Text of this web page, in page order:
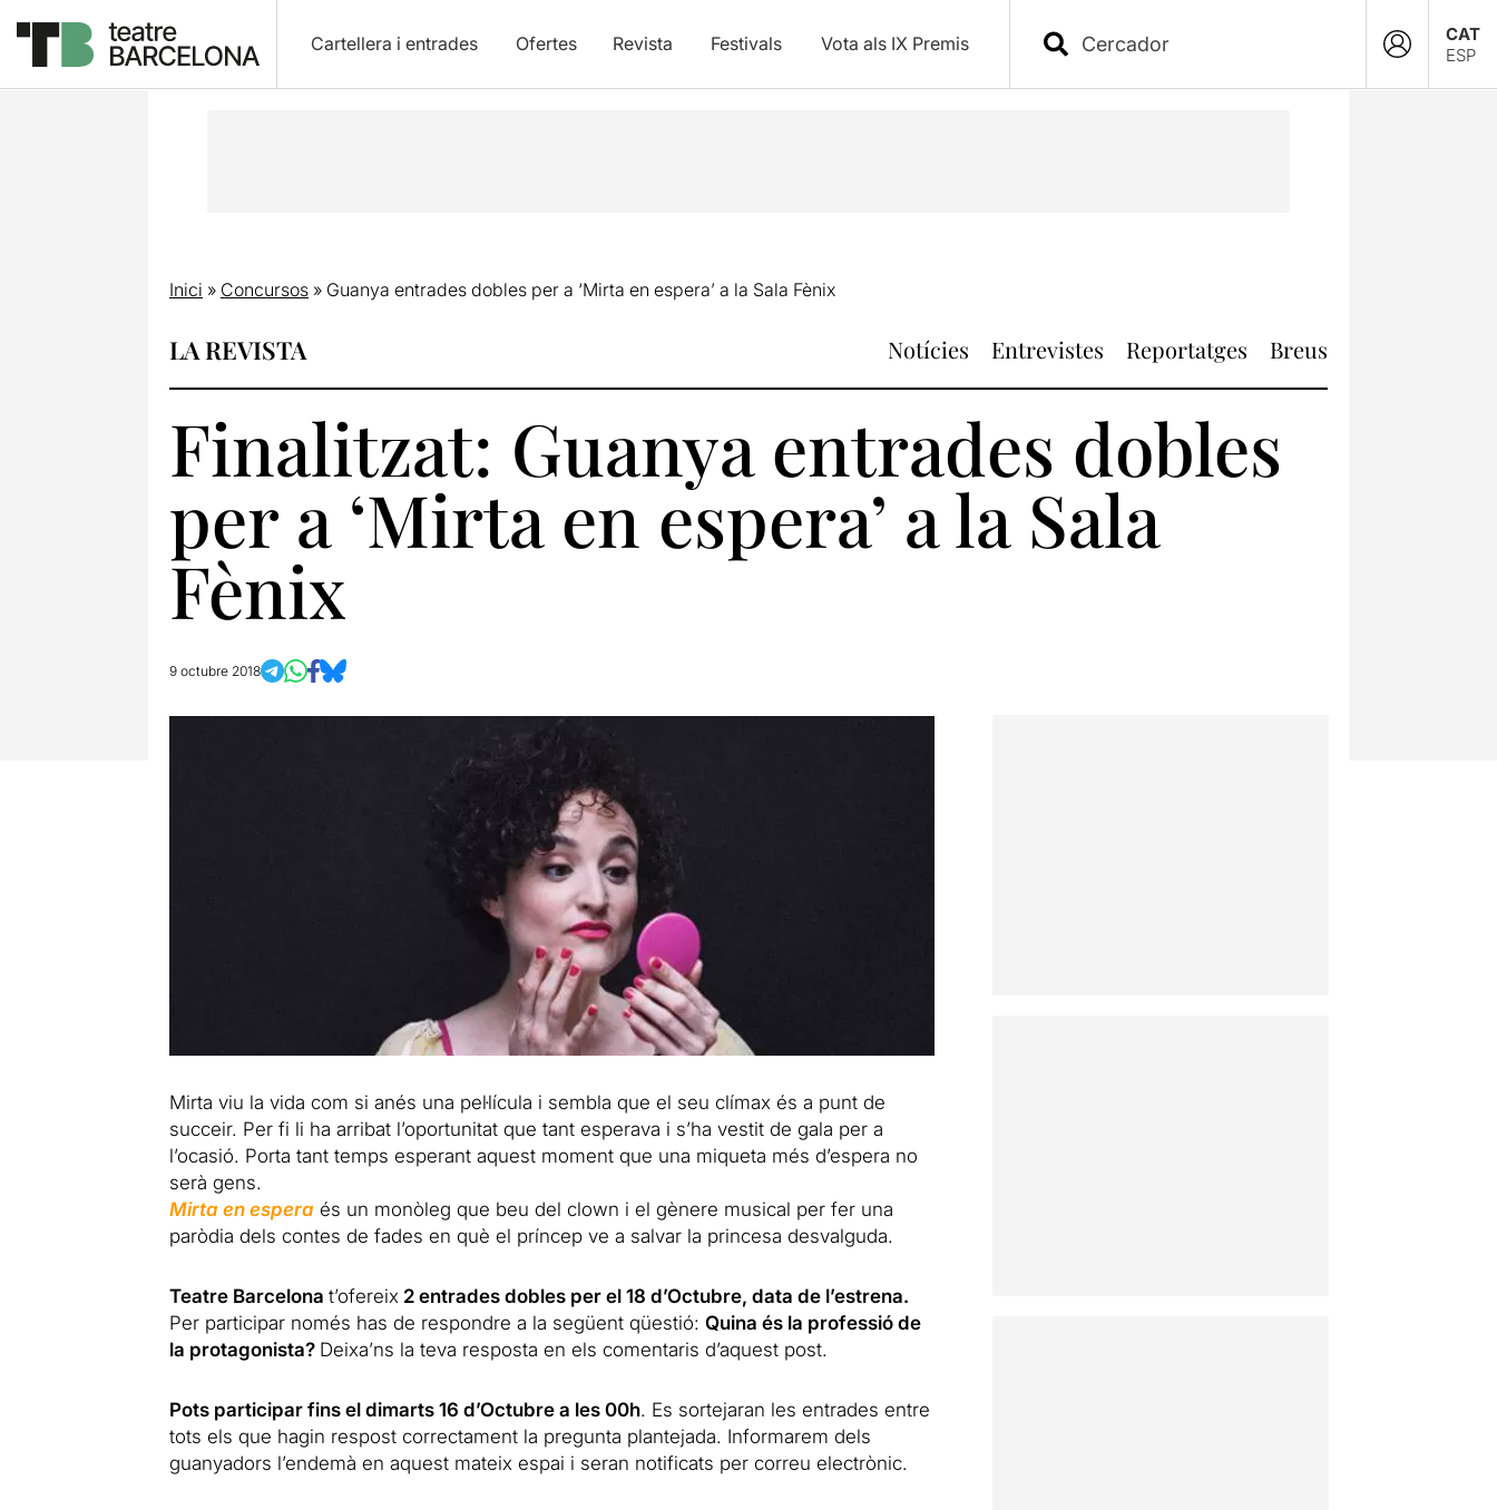
Cartellera i entrades Ofertes Revista Festivals Vota als IX Premis
CAT
ESP
Inici » Concursos» Guanya entrades dobles per a ‘Mirta en espera’ a la Sala Fènix
LA REVISTA Notícies Entrevistes Reportatges Breus
Finalitzat: Guanya entrades dobles
per a ‘Mirta en espera’ a la Sala
Fènix
9 octubre 2018
Mirta viu la vida com si anés una pel·lícula i sembla que el seu clímax és a punt de
succeir. Per fi li ha arribat l’oportunitat que tant esperava i s’ha vestit de gala per a
l’ocasió. Porta tant temps esperant aquest moment que una miqueta més d’espera no
serà gens.
Mirta en espera és un monòleg que beu del clown i el gènere musical per fer una
paròdia dels contes de fades en què el príncep ve a salvar la princesa desvalguda.
Teatre Barcelona t’ofereix2 entrades dobles per el 18 d’Octubre, data de l’estrena.
Per participar només has de respondre a la següent qüestió: Quina és la professió de
la protagonista? Deixa’ns la teva resposta en els comentaris d’aquest post.
Pots participar fins el dimarts 16 d’Octubre a les 00h. Es sortejaran les entrades entre
tots els que hagin respost correctament la pregunta plantejada. Informarem dels
guanyadors l’endemà en aquest mateix espai i seran notificats per correu electrònic.